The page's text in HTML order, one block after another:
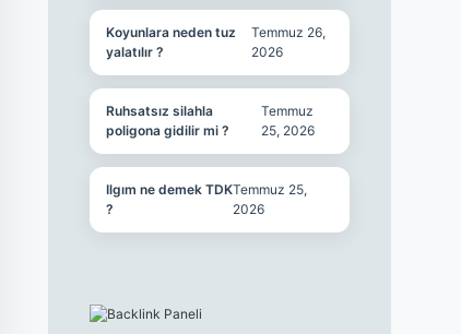
Koyunlara neden tuz
yalatılır ?
Temmuz 26,
2026
Ruhsatsız silahla
poligona gidilir mi ?
Temmuz
25, 2026
Ilgım ne demek TDK
?
Temmuz 25,
2026